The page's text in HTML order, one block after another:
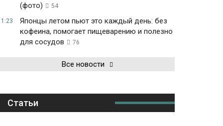
(фото)
54
Японцы летом пьют это каждый день: без
кофеина, помогает пищеварению и полезно
для сосудов
76
Все новости
Статьи